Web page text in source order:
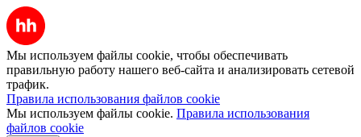
Мы используем файлы cookie, чтобы обеспечивать
правильную работу нашего веб-сайта и анализировать сетевой
трафик.
Правила использования файлов cookie
Мы используем файлы cookie. Правила использования
файлов cookie